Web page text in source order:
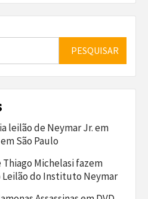
leilão de Neymar Jr. em
São Paulo
Michelasi fazem
do Instituto Neymar